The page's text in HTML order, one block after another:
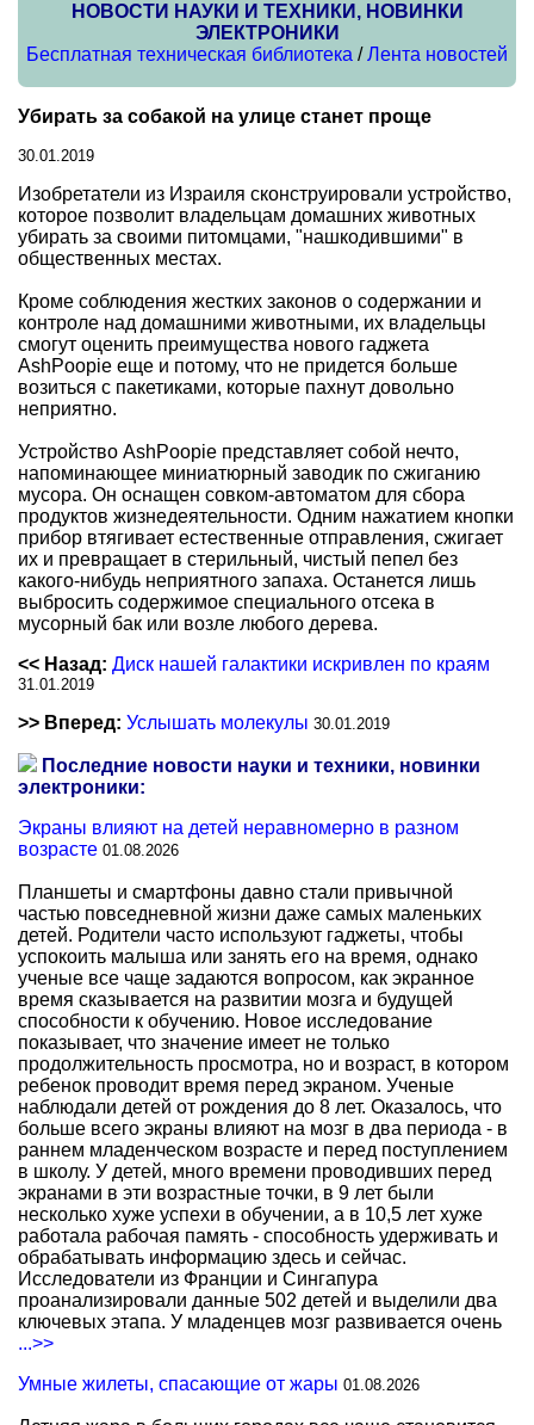
НОВОСТИ НАУКИ И ТЕХНИКИ, НОВИНКИ
ЭЛЕКТРОНИКИ
Бесплатная техническая библиотека /Лента новостей
Убирать за собакой на улице станет проще
30.01.2019
Изобретатели из Израиля сконструировали устройство,
которое позволит владельцам домашних животных
убирать за своими питомцами, "нашкодившими" в
общественных местах.
Кроме соблюдения жестких законов о содержании и
контроле над домашними животными, их владельцы
смогут оценить преимущества нового гаджета
AshPoopie еще и потому, что не придется больше
возиться с пакетиками, которые пахнут довольно
неприятно.
Устройство AshPoopie представляет собой нечто,
напоминающее миниатюрный заводик по сжиганию
мусора. Он оснащен совком-автоматом для сбора
продуктов жизнедеятельности. Одним нажатием кнопки
прибор втягивает естественные отправления, сжигает
их и превращает в стерильный, чистый пепел без
какого-нибудь неприятного запаха. Останется лишь
выбросить содержимое специального отсека в
мусорный бак или возле любого дерева.
<< Назад: Диск нашей галактики искривлен по краям
31.01.2019
>> Вперед: Услышать молекулы 30.01.2019
Последние новости науки и техники, новинки
электроники:
Экраны влияют на детей неравномерно в разном
возрасте 01.08.2026
Планшеты и смартфоны давно стали привычной
частью повседневной жизни даже самых маленьких
детей. Родители часто используют гаджеты, чтобы
успокоить малыша или занять его на время, однако
ученые все чаще задаются вопросом, как экранное
время сказывается на развитии мозга и будущей
способности к обучению. Новое исследование
показывает, что значение имеет не только
продолжительность просмотра, но и возраст, в котором
ребенок проводит время перед экраном. Ученые
наблюдали детей от рождения до 8 лет. Оказалось, что
больше всего экраны влияют на мозг в два периода - в
раннем младенческом возрасте и перед поступлением
в школу. У детей, много времени проводивших перед
экранами в эти возрастные точки, в 9 лет были
несколько хуже успехи в обучении, а в 10,5 лет хуже
работала рабочая память - способность удерживать и
обрабатывать информацию здесь и сейчас.
Исследователи из Франции и Сингапура
проанализировали данные 502 детей и выделили два
ключевых этапа. У младенцев мозг развивается очень
...>>
Умные жилеты, спасающие от жары 01.08.2026